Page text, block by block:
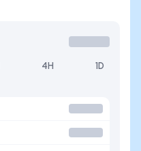
4H 1D